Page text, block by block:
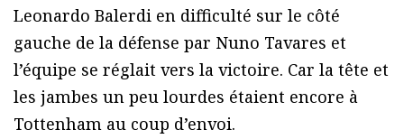
Leonardo Balerdi en difficulté sur le côté
gauche de la défense par Nuno Tavares et
l’équipe se réglait vers la victoire. Car la tête et
les jambes un peu lourdes étaient encore à
Tottenham au coup d’envoi.